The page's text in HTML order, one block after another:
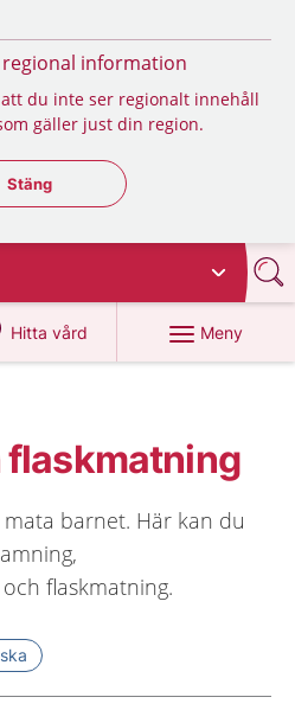
regional information
du inte ser regionalt innehåll
gäller just din region.
Stäng regionsväljaren
Stäng
Hitta vård
på 1177.se
Meny
barnet. Här kan du
flaskmatning.